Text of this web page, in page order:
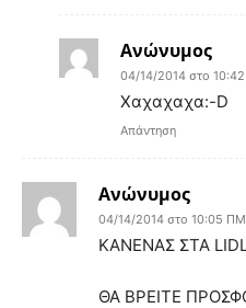
Ανώνυμος
04/14/2014 στο
Χαχαχαχα:-D
Απάντηση
Ανώνυμος
04/14/2014 στο 10:05 ΠΜ
ΚΑΝΕΝΑΣ ΣΤΑ
ΘΑ ΒΡΕΙΤΕ